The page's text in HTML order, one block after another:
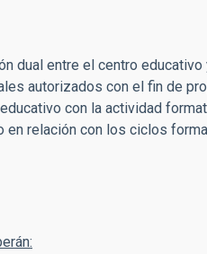
dual entre el centro
autorizados con el fin de
con la actividad
en relación con los ciclos